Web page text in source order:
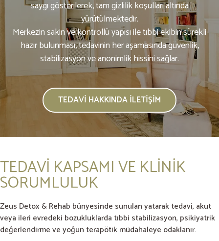
saygı gösterilerek, tam gizlilik koşulları altında
yürütülmektedir.
Merkezin sakin ve kontrollü yapısı ile tıbbi ekibin sürekli
hazır bulunması, tedavinin her aşamasında güvenlik,
stabilizasyon ve anonimlik hissini sağlar.
TEDAVI HAKKINDA İLETIŞIM
TEDAVİ KAPSAMI VE KLİNİK
SORUMLULUK
Zeus Detox & Rehab bünyesinde sunulan yatarak tedavi, akut
veya ileri evredeki bozukluklarda tıbbi stabilizasyon, psikiyatrik
değerlendirme ve yoğun terapötik müdahaleye odaklanır.